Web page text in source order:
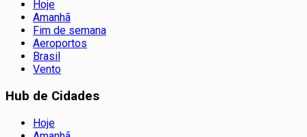
Hoje
Amanhã
Fim de semana
Aeroportos
Brasil
Vento
Hub de Cidades
Hoje